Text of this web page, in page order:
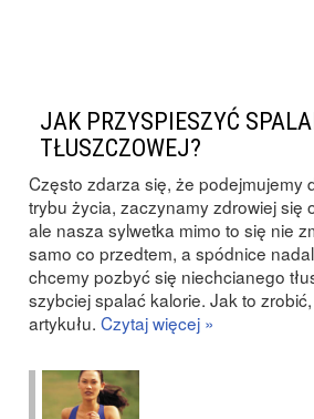
JAK PRZYSPIESZYĆ
TŁUSZCZOWEJ?
Często zdarza się, że podejmujemy
trybu życia, zaczynamy zdrowiej się
ale nasza sylwetka mimo to się nie
samo co przedtem, a spódnice
chcemy pozbyć się niechcianego
szybciej spalać kalorie. Jak to
artykułu. Czytaj więcej »